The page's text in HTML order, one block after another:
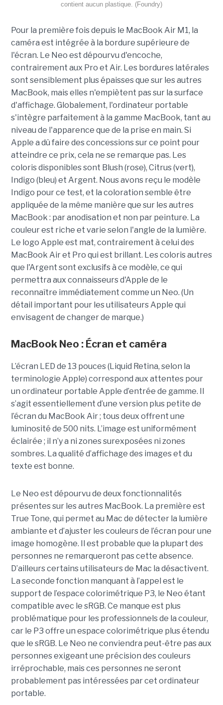
contient aucun plastique. (Foundry)
Pour la première fois depuis le MacBook Air M1, la
caméra est intégrée à la bordure supérieure de
l'écran. Le Neo est dépourvu d'encoche,
contrairement aux Pro et Air. Les bordures latérales
sont sensiblement plus épaisses que sur les autres
MacBook, mais elles n'empiètent pas sur la surface
d'affichage. Globalement, l'ordinateur portable
s'intègre parfaitement à la gamme MacBook, tant au
niveau de l'apparence que de la prise en main. Si
Apple a dû faire des concessions sur ce point pour
atteindre ce prix, cela ne se remarque pas. Les
coloris disponibles sont Blush (rose), Citrus (vert),
Indigo (bleu) et Argent. Nous avons reçu le modèle
Indigo pour ce test, et la coloration semble être
appliquée de la même manière que sur les autres
MacBook : par anodisation et non par peinture. La
couleur est riche et varie selon l'angle de la lumière.
Le logo Apple est mat, contrairement à celui des
MacBook Air et Pro qui est brillant. Les coloris autres
que l'Argent sont exclusifs à ce modèle, ce qui
permettra aux connaisseurs d'Apple de le
reconnaître immédiatement comme un Neo. (Un
détail important pour les utilisateurs Apple qui
envisagent de changer de marque.)
MacBook Neo : Écran et caméra
L’écran LED de 13 pouces (Liquid Retina, selon la
terminologie Apple) correspond aux attentes pour
un ordinateur portable Apple d’entrée de gamme. Il
s’agit essentiellement d’une version plus petite de
l’écran du MacBook Air ; tous deux offrent une
luminosité de 500 nits. L’image est uniformément
éclairée ; il n’y a ni zones surexposées ni zones
sombres. La qualité d’affichage des images et du
texte est bonne.
Le Neo est dépourvu de deux fonctionnalités
présentes sur les autres MacBook. La première est
True Tone, qui permet au Mac de détecter la lumière
ambiante et d’ajuster les couleurs de l’écran pour une
image homogène. Il est probable que la plupart des
personnes ne remarqueront pas cette absence.
D’ailleurs certains utilisateurs de Mac la désactivent.
La seconde fonction manquant à l’appel est le
support de l’espace colorimétrique P3, le Neo étant
compatible avec le sRGB. Ce manque est plus
problématique pour les professionnels de la couleur,
car le P3 offre un espace colorimétrique plus étendu
que le sRGB. Le Neo ne conviendra peut-être pas aux
personnes exigeant une précision des couleurs
irréprochable, mais ces personnes ne seront
probablement pas intéressées par cet ordinateur
portable.